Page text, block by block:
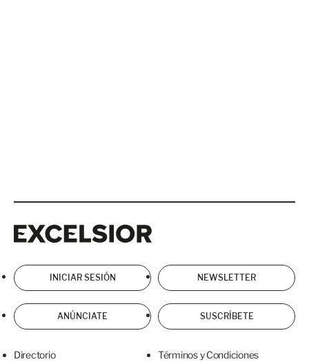
INICIAR SESIÓN NEWSLETTER
ANÚNCIATE SUSCRÍBETE
Directorio Términos y Condiciones